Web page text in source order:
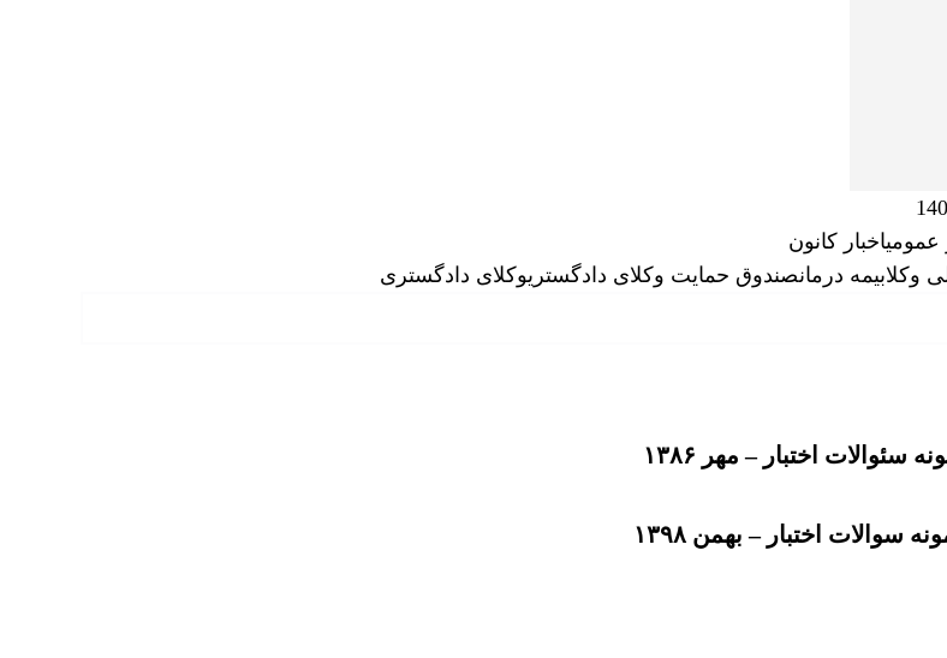
عمومیاخبار کانون
وکلابیمه درمانصندوق حمایت وکلای دادگستریوکلای دادگستری
سئوالات اختبار – مهر ۱۳۸۶
سوالات اختبار – بهمن ۱۳۹۸